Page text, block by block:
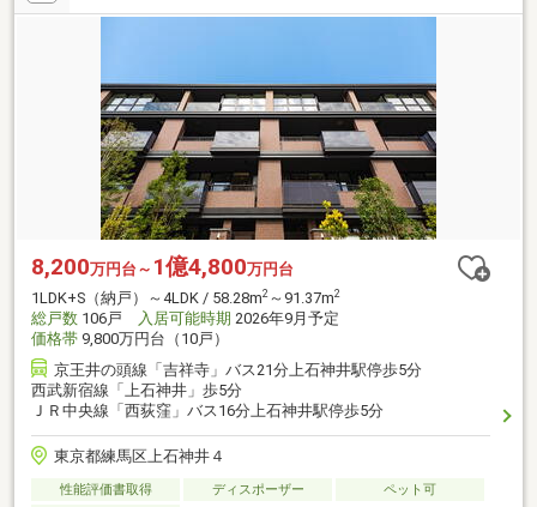
8,200万円台～ 1億4,800万円台
1LDK+S（納戸）～4LDK / 58.28m2 ～91.37m2
総戸数 106戸 入居可能時期 2026年9月予定
価格帯 9,800万円台（10戸）
京王井の頭線「吉祥寺」バス21分上石神井駅停歩5分
西武新宿線「上石神井」歩5分
ＪＲ中央線「西荻窪」バス16分上石神井駅停歩5分
東京都練馬区上石神井４
性能評価書取得 ディスポーザー ペット可